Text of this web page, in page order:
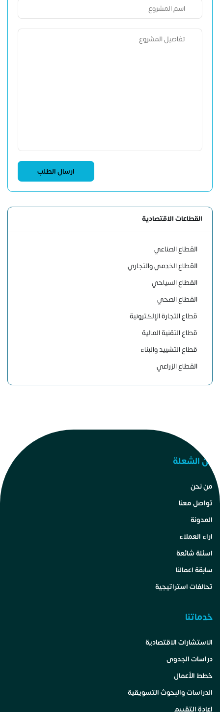
القطاعات الاقتصادية
القطاع الصناعي
القطاع الخدمي والتجاري
القطاع السياحي
القطاع الصحي
قطاع التجارة الإلكترونية
قطاع التقنية المالية
قطاع التشييد والبناء
القطاع الزراعي
عن الشعلة
من نحن
تواصل معنا
المدونة
اراء العملاء
اسئلة شائعة
سابقة اعمالنا
تحالفات استراتيجية
خدماتنا
الاستشارات الاقتصادية
دراسات الجدوى
خطط الأعمال
الدراسات والبحوث التسويقية
إعادة التقييم